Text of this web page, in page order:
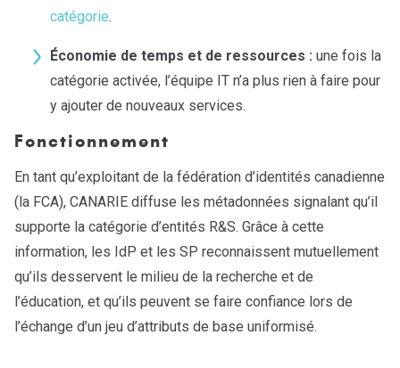
catégorie.
Économie de temps et de ressources : une fois la
catégorie activée, l’équipe IT n’a plus rien à faire pour
y ajouter de nouveaux services.
Fonctionnement
En tant qu’exploitant de la fédération d’identités canadienne
(la FCA), CANARIE diffuse les métadonnées signalant qu’il
supporte la catégorie d’entités R&S. Grâce à cette
information, les IdP et les SP reconnaissent mutuellement
qu’ils desservent le milieu de la recherche et de
l’éducation, et qu’ils peuvent se faire confiance lors de
l’échange d’un jeu d’attributs de base uniformisé.